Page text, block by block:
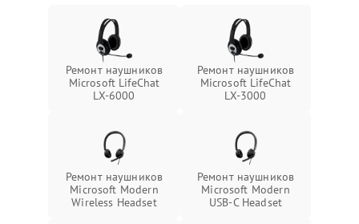
Ремонт наушников
Microsoft LifeChat
LX-6000
Ремонт наушников
Microsoft LifeChat
LX-3000
Ремонт наушников
Microsoft Modern
Wireless Headset
Ремонт наушников
Microsoft Modern
USB-C Headset